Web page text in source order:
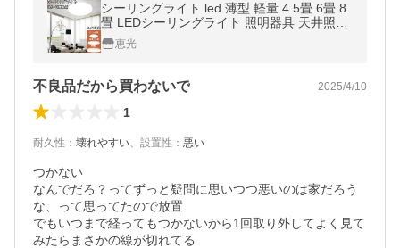
シーリングライト led 薄型 軽量 4.5畳 6畳 8
畳 LEDシーリングライト 照明器具 天井照明
ワンタッチ取り付け リモコン 常夜灯 タイプ
選択 CLG-DX-X
恵光
不良品だから買わないで 2025/4/10
1
耐久性 ： 壊れやすい、 設置性 ： 悪い
つかない
なんでだろ？ってずっと疑問に思いつつ悪いのは家だろう
な、って思ってたので放置
でもいつまで経ってもつかないから1回取り外してよく見て
みたらまさかの線が切れてる